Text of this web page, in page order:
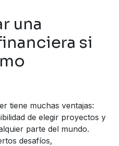
una
si
tiene muchas ventajas:
de elegir proyectos y
parte del mundo.
desafíos,